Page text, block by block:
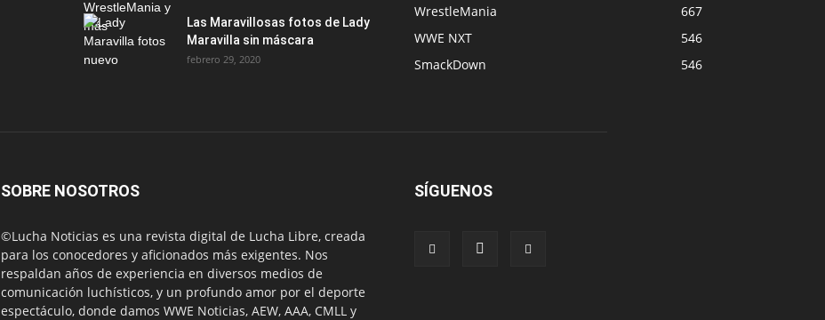
Las Maravillosas fotos de Lady
Maravilla sin máscara
febrero 29, 2020
WrestleMania
667
WWE NXT
546
SmackDown
546
SOBRE NOSOTROS
©Lucha Noticias es una revista digital de Lucha Libre, creada
para los conocedores y aficionados más exigentes. Nos
respaldan años de experiencia en diversos medios de
comunicación luchísticos, y un profundo amor por el deporte
espectáculo, donde damos WWE Noticias, AEW, AAA, CMLL y
SÍGUENOS